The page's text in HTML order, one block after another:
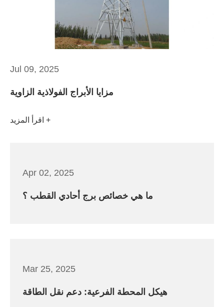
Jul 09, 2025
مزايا الأبراج الفولاذية الزاوية
Apr 02, 2025
ما هي خصائص برج أحادي القطب ؟
Mar 25, 2025
هيكل المحطة الفرعية: دعم نقل الطاقة